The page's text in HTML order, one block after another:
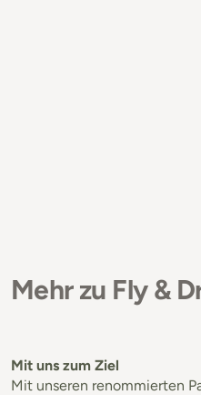
Mehr zu Fly &
Mit uns zum Ziel
Mit unseren renommierten